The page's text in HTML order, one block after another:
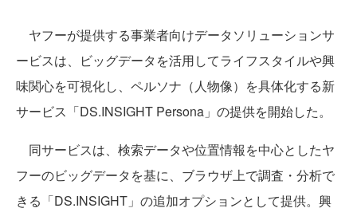
ヤフーが提供する事業者向けデータソリューションサ
ービスは、ビッグデータを活用してライフスタイルや興
味関心を可視化し、ペルソナ（人物像）を具体化する新
サービス「DS.INSIGHT Persona」の提供を開始した。
同サービスは、検索データや位置情報を中心としたヤ
フーのビッグデータを基に、ブラウザ上で調査・分析で
きる「DS.INSIGHT」の追加オプションとして提供。興